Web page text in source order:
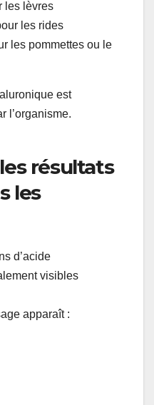
les lèvres
les rides
les pommettes ou le
est
l’organisme.
résultats
les
d’acide
visibles
apparaît :